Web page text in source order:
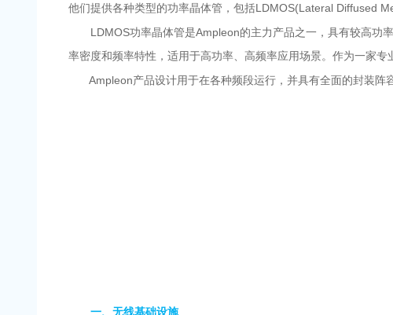
他们提供各种类型的功率晶体管，包括LDMOS(Lateral Diffused
LDMOS功率晶体管是Ampleon的主力产品之一，具有较高功率
率密度和频率特性，适用于高功率、高频率应用场景。作为一家
Ampleon产品设计用于在各种频段运行，并具有全面的封装阵
一、无线基础设施